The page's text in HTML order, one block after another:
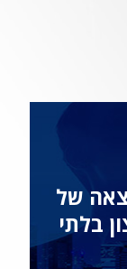
של
בלתי